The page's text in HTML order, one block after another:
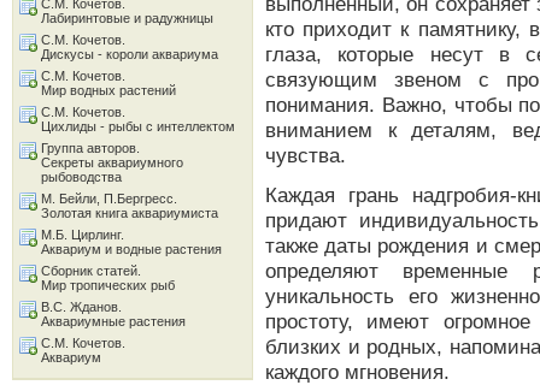
кто приходит к памятнику,
глаза, которые несут в
связующим звеном с
понимания. Важно, чтобы
вниманием к деталям,
чувства.
Каждая грань надгробия-
придают
также даты рождения и
определяют временные
уникальность его
простоту, имеют
близких и родных,
каждого мгновения.
С.М. Кочетов.
Лабиринтовые и радужницы
С.М. Кочетов.
Дискусы - короли аквариума
С.М. Кочетов.
Мир водных растений
С.М. Кочетов.
Цихлиды - рыбы с интеллектом
Группа авторов.
Секреты аквариумного
рыбоводства
М. Бейли, П.Бергресс.
Золотая книга аквариумиста
М.Б. Цирлинг.
Аквариум и водные растения
Сборник статей.
Мир тропических рыб
В.С. Жданов.
Аквариумные растения
С.М. Кочетов.
Аквариум